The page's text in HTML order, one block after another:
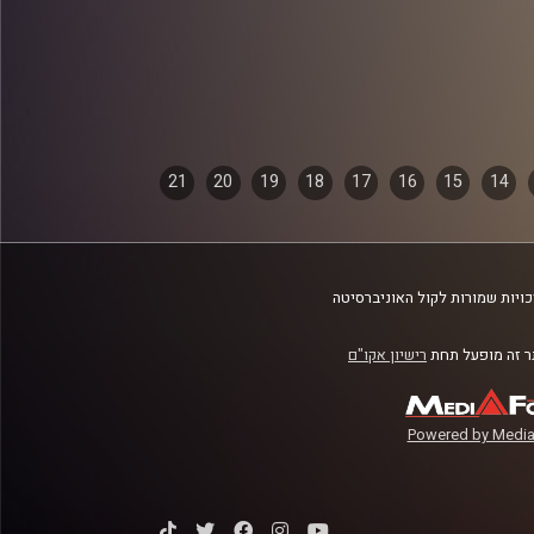
14
15
16
17
18
19
20
21
שמורות לקול האוניברסיטה
זה מופעל תחת רישיון אקו"ם
Powered by